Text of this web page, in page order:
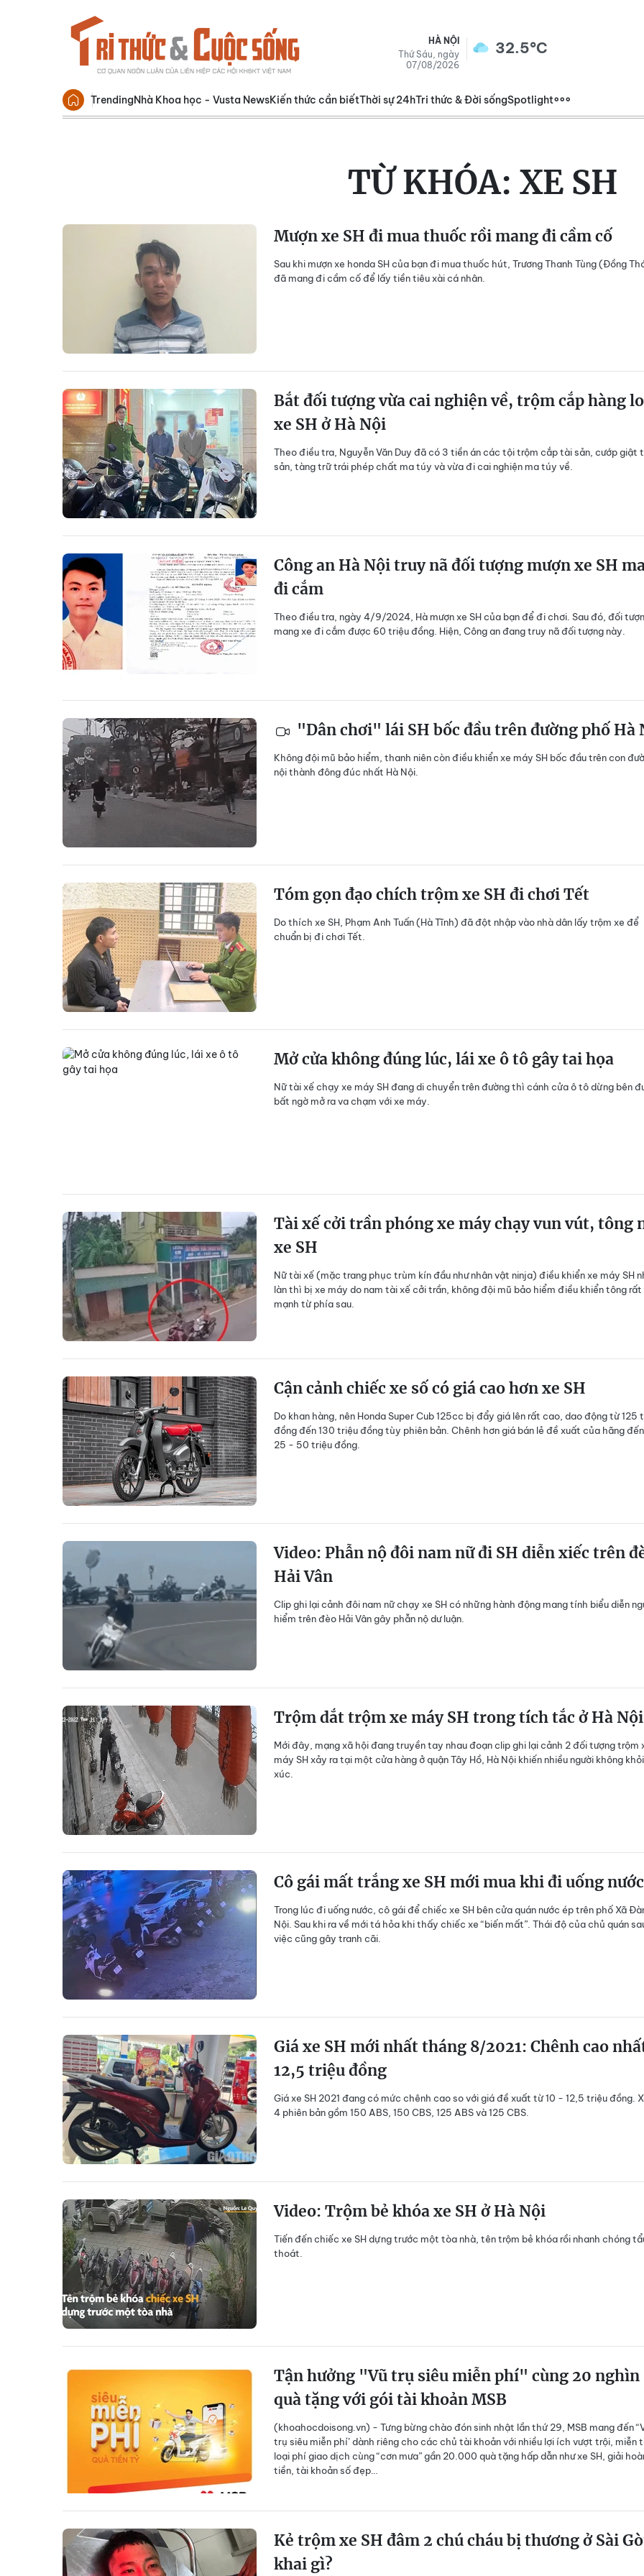
HÀ NỘI
Thứ Sáu, ngày
07/08/2026
32.5°C
TrendingNhà Khoa học - Vusta NewsKiến thức cần biếtThời sự 24hTri thức & Đời sốngSpotlight
TỪ KHÓA: XE SH
Mượn xe SH đi mua thuốc rồi mang đi cầm cố
Sau khi mượn xe honda SH của bạn đi mua thuốc hút, Trương Thanh Tùng (Đồng
đã mang đi cầm cố để lấy tiền tiêu xài cá nhân.
Bắt đối tượng vừa cai nghiện về, trộm cắp hàng
xe SH ở Hà Nội
Theo điều tra, Nguyễn Văn Duy đã có 3 tiền án các tội trộm cắp tài sản, cướp giật
sản, tàng trữ trái phép chất ma túy và vừa đi cai nghiện ma túy về.
Công an Hà Nội truy nã đối tượng mượn xe SH
đi cắm
Theo điều tra, ngày 4/9/2024, Hà mượn xe SH của bạn để đi chơi. Sau đó, đối
mang xe đi cắm được 60 triệu đồng. Hiện, Công an đang truy nã đối tượng này.
"Dân chơi" lái SH bốc đầu trên đường phố Hà
Không đội mũ bảo hiểm, thanh niên còn điều khiển xe máy SH bốc đầu trên con
nội thành đông đúc nhất Hà Nội.
Tóm gọn đạo chích trộm xe SH đi chơi Tết
Do thích xe SH, Phạm Anh Tuấn (Hà Tĩnh) đã đột nhập vào nhà dân lấy trộm xe để
chuẩn bị đi chơi Tết.
Mở cửa không đúng lúc, lái xe ô tô gây tai họa
Nữ tài xế chạy xe máy SH đang di chuyển trên đường thì cánh cửa ô tô dừng bên
bất ngờ mở ra va chạm với xe máy.
Tài xế cởi trần phóng xe máy chạy vun vút, tông
xe SH
Nữ tài xế (mặc trang phục trùm kín đầu như nhân vật ninja) điều khiển xe máy SH
làn thì bị xe máy do nam tài xế cởi trần, không đội mũ bảo hiểm điều khiển tông rất
mạnh từ phía sau.
Cận cảnh chiếc xe số có giá cao hơn xe SH
Do khan hàng, nên Honda Super Cub 125cc bị đẩy giá lên rất cao, dao động từ 125
đồng đến 130 triệu đồng tùy phiên bản. Chênh hơn giá bán lẻ đề xuất của hãng
25 - 50 triệu đồng.
Video: Phẫn nộ đôi nam nữ đi SH diễn xiếc trên
Hải Vân
Clip ghi lại cảnh đôi nam nữ chạy xe SH có những hành động mang tính biểu diễn
hiểm trên đèo Hải Vân gây phẫn nộ dư luận.
Trộm dắt trộm xe máy SH trong tích tắc ở Hà Nội
Mới đây, mạng xã hội đang truyền tay nhau đoạn clip ghi lại cảnh 2 đối tượng trộm
máy SH xảy ra tại một cửa hàng ở quận Tây Hồ, Hà Nội khiến nhiều người không
xúc.
Cô gái mất trắng xe SH mới mua khi đi uống nước
Trong lúc đi uống nước, cô gái để chiếc xe SH bên cửa quán nước ép trên phố Xã
Nội. Sau khi ra về mới tá hỏa khi thấy chiếc xe “biến mất”. Thái độ của chủ quán
việc cũng gây tranh cãi.
Giá xe SH mới nhất tháng 8/2021: Chênh cao
12,5 triệu đồng
Giá xe SH 2021 đang có mức chênh cao so với giá đề xuất từ 10 - 12,5 triệu đồng.
4 phiên bản gồm 150 ABS, 150 CBS, 125 ABS và 125 CBS.
Video: Trộm bẻ khóa xe SH ở Hà Nội
Tiến đến chiếc xe SH dựng trước một tòa nhà, tên trộm bẻ khóa rồi nhanh chóng
thoát.
Tận hưởng "Vũ trụ siêu miễn phí" cùng 20 nghìn
quà tặng với gói tài khoản MSB
(khoahocdoisong.vn) - Tưng bừng chào đón sinh nhật lần thứ 29, MSB mang đến
trụ siêu miễn phí’ dành riêng cho các chủ tài khoản với nhiều lợi ích vượt trội, miễn
loại phí giao dịch cùng “cơn mưa” gần 20.000 quà tặng hấp dẫn như xe SH, giải
tiền, tài khoản số đẹp…
Kẻ trộm xe SH đâm 2 chú cháu bị thương ở Sài
khai gì?